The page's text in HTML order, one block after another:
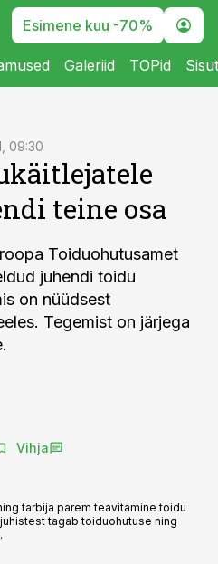
Esimene kuu -70%
Galeriid TOPid
09:30
teine osa
Toiduohutusamet
juhendi toidu
on nüüdsest
Tegemist on järjega
Vihja
tarbija parem teavitamine toidu
tagab toiduohutuse ning